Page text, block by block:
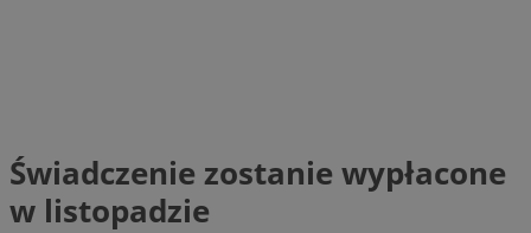
Świadczenie zostanie wypłacone
w listopadzie